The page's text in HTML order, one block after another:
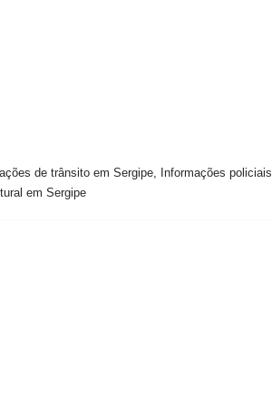
de trânsito em Sergipe, Informações policiais
em Sergipe